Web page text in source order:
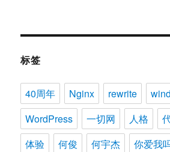
标签
40周年 Nginx rewrite
WordPress
一切网 人格
体验
何俊 何宇杰 你爱我